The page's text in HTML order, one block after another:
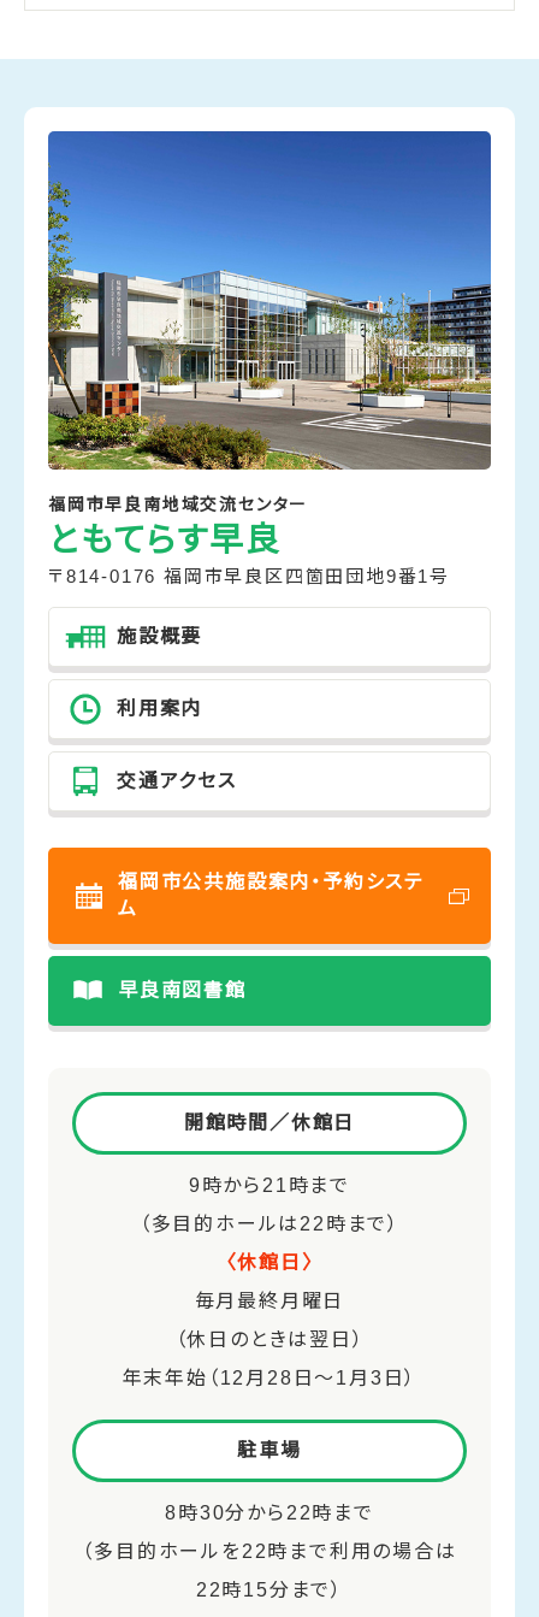
福岡市早良南地域交流センター
ともてらす早良
〒814-0176 福岡市早良区四箇田団地9番1号
施設概要
利用案内
交通アクセス
福岡市公共施設案内・予約システ
ム
早良南図書館
開館時間／休館日
9時から21時まで
（多目的ホールは22時まで）
〈休館日〉
毎月最終月曜日
（休日のときは翌日）
年末年始（12月28日～1月3日）
駐車場
8時30分から22時まで
（多目的ホールを22時まで利用の場合は
22時15分まで）